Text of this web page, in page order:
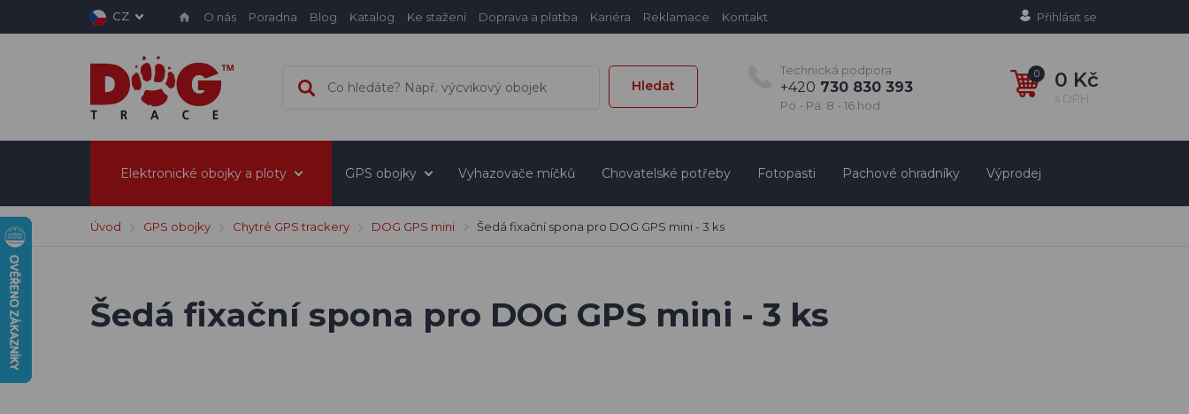
CZ O nás Poradna Blog Katalog Ke stažení Doprava a platba Kariéra Reklamace Kontakt Přihlásit se
Hledat
Technická podpora
+420 730 830 393
Po - Pá: 8 - 16 hod.
0 0 Kč
s DPH
Elektronické obojky a ploty GPS obojky Vyhazovače míčků Chovatelské potřeby Fotopasti Pachové ohradníky Výprodej
Úvod GPS obojky Chytré GPS trackery DOG GPS mini Šedá fixační spona pro DOG GPS mini - 3 ks
Šedá fixační spona pro DOG GPS mini - 3 ks